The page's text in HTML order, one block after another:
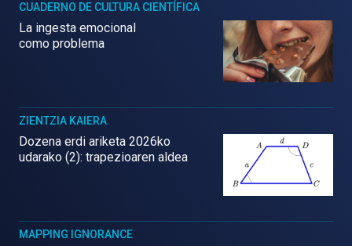
CUADERNO DE CULTURA CIENTÍFICA
La ingesta emocional
como problema
ZIENTZIA KAIERA
Dozena erdi ariketa 2026ko
udarako (2): trapezioaren aldea
MAPPING IGNORANCE